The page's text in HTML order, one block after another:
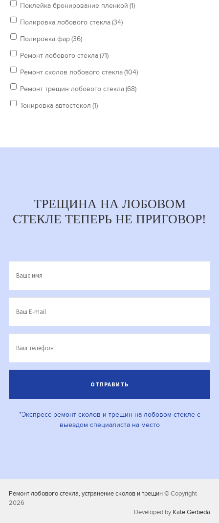
Поклейка бронирование пленкой (1)
Полировка лобового стекла(34)
Полировка фар(36)
Ремонт лобового стекла(71)
Ремонт сколов лобового стекла(104)
Ремонт трещин лобового стекла(68)
Тонировка автостекол (1)
ТРЕЩИНА НА ЛОБОВОМ
СТЕКЛЕ ТЕПЕРЬ НЕ ПРИГОВОР!
*Экспресс ремонт сколов и трещин на лобовом стекле с
выездом специалиста на место
Ремонт лобового стекла, устранение сколов и трещин© Copyright
2026
Developed byKate Gerbeda